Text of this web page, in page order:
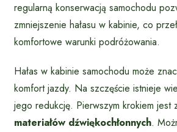
regularną konserwacją samochodu
zmniejszenie hałasu w kabinie, co
komfortowe warunki podróżowania.
Hałas w kabinie samochodu może
komfort jazdy. Na szczęście istnieje
jego redukcję. Pierwszym krokiem jest
materiałów dźwiękochłonnych.